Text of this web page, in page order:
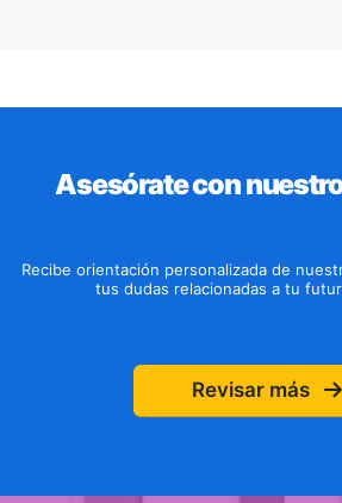
Asesórate con
Recibe orientación personalizada de
tus dudas relacionadas a tu
Revisar más